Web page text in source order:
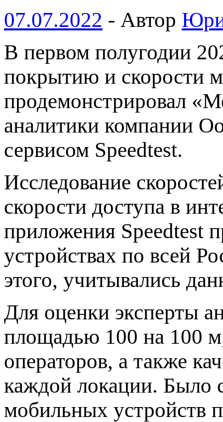
07.07.2022 - Автор
В первом полугодии
покрытию и скорости
продемонстрировал
аналитики компании
сервисом Speedtest.
Исследование
скорости доступа в
приложения Speedtest
устройствах по всей
этого, учитывались
Для оценки эксперты
площадью 100 на 100
операторов, а также
каждой локации. Было
мобильных устройств